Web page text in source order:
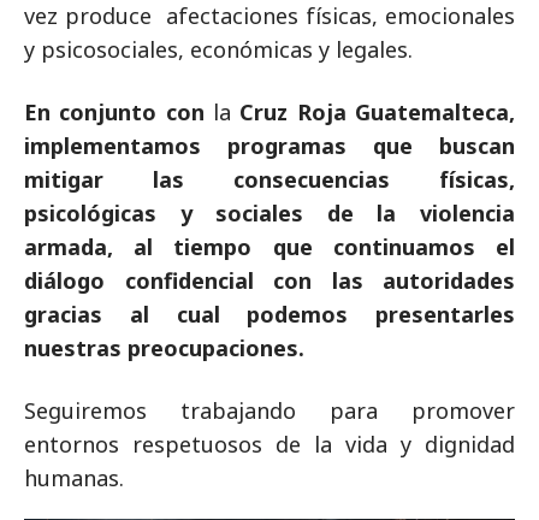
vez produce afectaciones físicas, emocionales
y psicosociales, económicas y legales.
En conjunto con la Cruz Roja Guatemalteca,
implementamos programas que buscan
mitigar las consecuencias físicas,
psicológicas y sociales de la violencia
armada, al tiempo que continuamos el
diálogo confidencial con las autoridades
gracias al cual podemos presentarles
nuestras preocupaciones.
Seguiremos trabajando para promover
entornos respetuosos de la vida y dignidad
humanas.